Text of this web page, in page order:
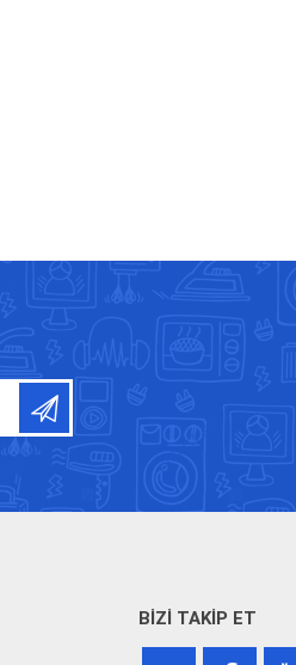
BIZI TAKIP ET